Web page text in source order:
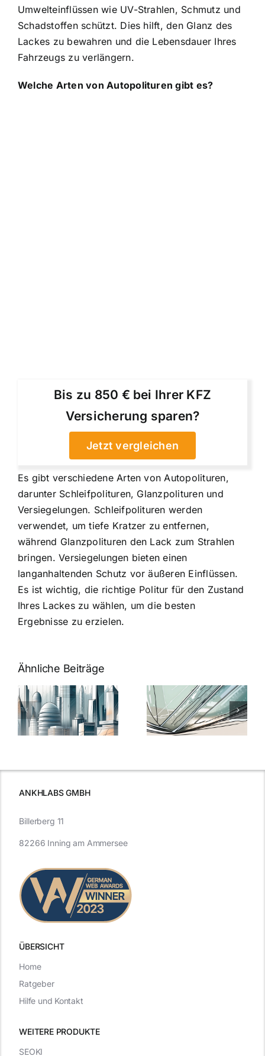
Umwelteinflüssen wie UV-Strahlen, Schmutz und
Schadstoffen schützt. Dies hilft, den Glanz des
Lackes zu bewahren und die Lebensdauer Ihres
Fahrzeugs zu verlängern.
Welche Arten von Autopolituren gibt es?
Bis zu 850 € bei Ihrer KFZ
Versicherung sparen?
Jetzt vergleichen
Es gibt verschiedene Arten von Autopolituren,
darunter Schleifpolituren, Glanzpolituren und
Versiegelungen. Schleifpolituren werden
verwendet, um tiefe Kratzer zu entfernen,
während Glanzpolituren den Lack zum Strahlen
bringen. Versiegelungen bieten einen
langanhaltenden Schutz vor äußeren Einflüssen.
Es ist wichtig, die richtige Politur für den Zustand
Ihres Lackes zu wählen, um die besten
Ergebnisse zu erzielen.
Ähnliche Beiträge
5 Gründe,
warum
Nanoversiegelung
auf Glas
7
Expertentipps
für maximale
ANKHLABS GMBH
ÜBERSICHT
WEITERE PRODUKTE
Billerberg 11
82266 Inning am Ammersee
SEOKI
Home
Ratgeber
Hilfe und Kontakt